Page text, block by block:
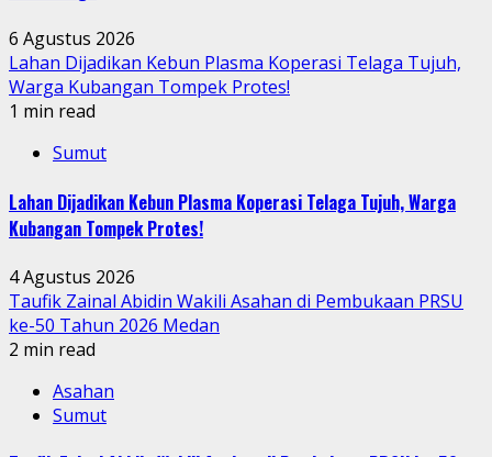
6 Agustus 2026
Lahan Dijadikan Kebun Plasma Koperasi Telaga Tujuh,
Warga Kubangan Tompek Protes!
1 min read
Sumut
Lahan Dijadikan Kebun Plasma Koperasi Telaga Tujuh, Warga
Kubangan Tompek Protes!
4 Agustus 2026
Taufik Zainal Abidin Wakili Asahan di Pembukaan PRSU
ke-50 Tahun 2026 Medan
2 min read
Asahan
Sumut